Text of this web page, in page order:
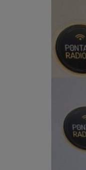
VOTRE PUBLICITÉ SUR
LOCATION DE STUDIOS
ÉDUCATION AUX
ÉCOUTEZ LES